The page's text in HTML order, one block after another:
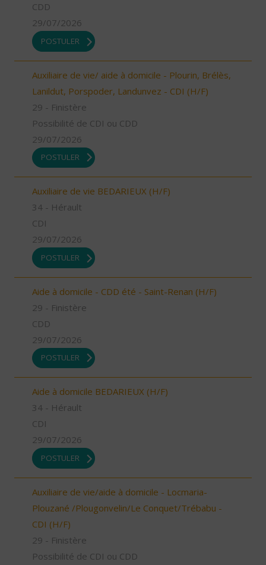
CDD
29/07/2026
POSTULER
Auxiliaire de vie/ aide à domicile - Plourin, Brélès,
Lanildut, Porspoder, Landunvez - CDI (H/F)
29 - Finistère
Possibilité de CDI ou CDD
29/07/2026
POSTULER
Auxiliaire de vie BEDARIEUX (H/F)
34 - Hérault
CDI
29/07/2026
POSTULER
Aide à domicile - CDD été - Saint-Renan (H/F)
29 - Finistère
CDD
29/07/2026
POSTULER
Aide à domicile BEDARIEUX (H/F)
34 - Hérault
CDI
29/07/2026
POSTULER
Auxiliaire de vie/aide à domicile - Locmaria-
Plouzané /Plougonvelin/Le Conquet/Trébabu -
CDI (H/F)
29 - Finistère
Possibilité de CDI ou CDD